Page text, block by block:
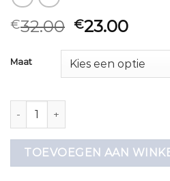
€32.00 €23.00
Maat
vintage t shirt heren aantal
TOEVOEGEN AAN